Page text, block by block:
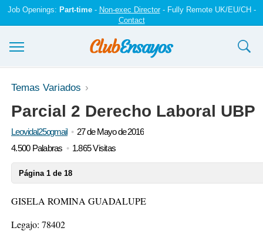
Job Openings: Part-time- Non-exec Director- Fully Remote UK/EU/CH -
Contact
Ensayos y trabajos
Registrarse
Iniciar sesión
Temas Variados
Parcial 2 Derecho Laboral UBP
Leovidal25ogmail
27 de Mayo de 2016
4.500 Palabras
1.865 Visitas
Página 1 de 18
GISELA ROMINA GUADALUPE
Legajo: 78402